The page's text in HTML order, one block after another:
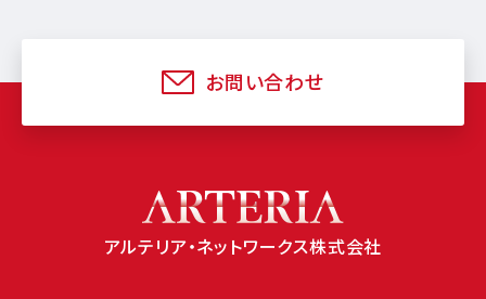
お問い合わせ
アルテリア・ネットワークス株式会社